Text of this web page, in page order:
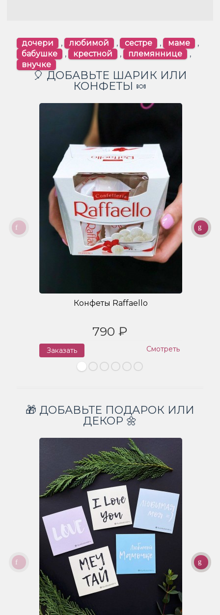
дочери , любимой , сестре , маме
,
бабушке
, крестной , племяннице
,
внучке
🎈 ДОБАВЬТЕ ШАРИК ИЛИ
КОНФЕТЫ 🍬
Конфеты Raffaello
790 ₽
Заказать Смотреть
🎁 ДОБАВЬТЕ ПОДАРОК ИЛИ
ДЕКОР 🌼